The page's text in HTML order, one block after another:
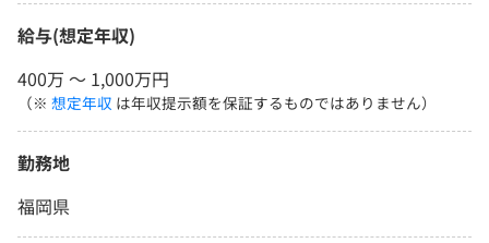
給与(想定年収)
400万 〜 1,000万円
（※ 想定年収 は年収提示額を保証するものではありません）
勤務地
福岡県